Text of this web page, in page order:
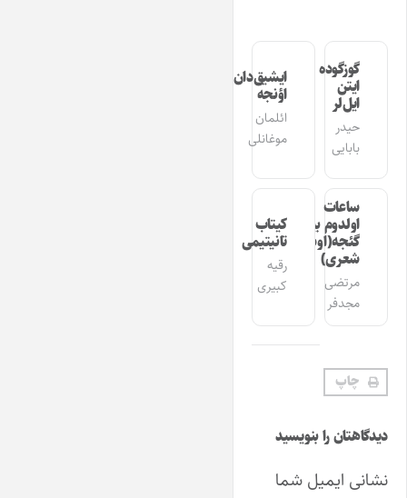
گوزگوده
ایتن
ایل‌لر
حیدر
بابایی
ایشیق‌دان
اؤنجه
ائلمان
موغانلی
ساعات
اولدوم بیر
گئجه(اوشاق
شعری)
مرتضی
مجدفر
کیتاب
تانیتیمی
رقیه
کبیری
چاپ
دیدگاهتان را بنویسید
نشانی ایمیل شما